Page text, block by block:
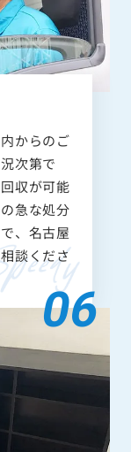
からのご
次第で
収が可能
急な処分
、名古屋
談くださ